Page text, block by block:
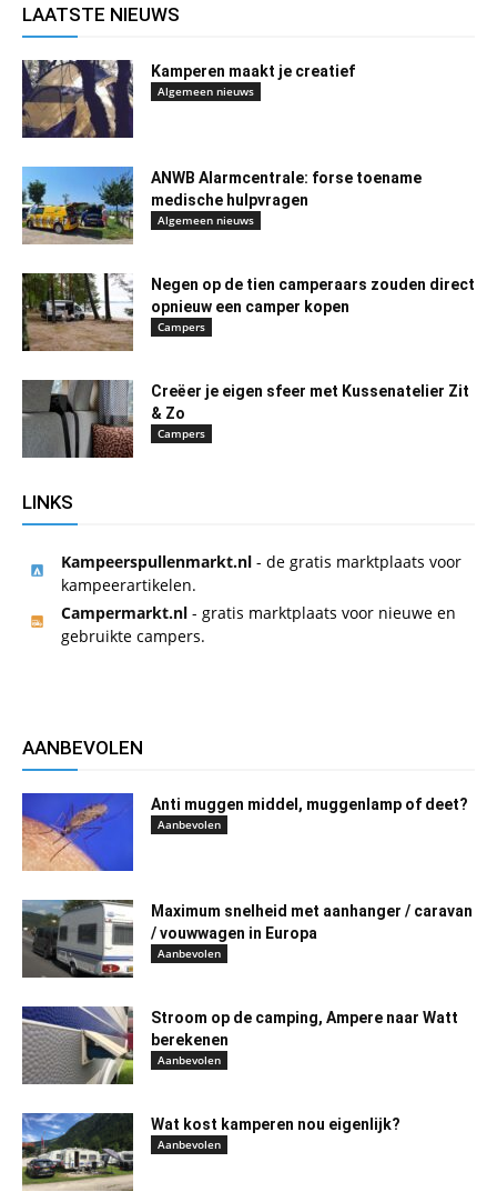
LAATSTE NIEUWS
Kamperen maakt je creatief
Algemeen nieuws
ANWB Alarmcentrale: forse toename
medische hulpvragen
Algemeen nieuws
Negen op de tien camperaars zouden direct
opnieuw een camper kopen
Campers
Creëer je eigen sfeer met Kussenatelier Zit
& Zo
Campers
LINKS
Kampeerspullenmarkt.nl - de gratis marktplaats voor
kampeerartikelen.
Campermarkt.nl - gratis marktplaats voor nieuwe en
gebruikte campers.
AANBEVOLEN
Anti muggen middel, muggenlamp of deet?
Aanbevolen
Maximum snelheid met aanhanger / caravan
/ vouwwagen in Europa
Aanbevolen
Stroom op de camping, Ampere naar Watt
berekenen
Aanbevolen
Wat kost kamperen nou eigenlijk?
Aanbevolen